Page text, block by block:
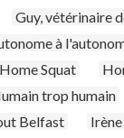
Guy, vétérinaire
à
Home Squat
trop humain
Belfast